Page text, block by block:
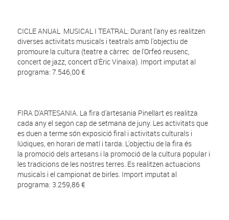
CICLE ANUAL MUSICAL I TEATRAL: Durant l'any es realitzen
diverses activitats musicals i teatrals amb l'objectiu de
promoure la cultura (teatre a càrrec de l'Orfeó reusenc,
concert de jazz, concert d'Èric Vinaixa). Import imputat al
programa: 7.546,00 €
FIRA D'ARTESANIA. La fira d'artesania Pinellart es realitza
cada any el segon cap de setmana de juny. Les activitats que
es duen a terme són exposició firal i activitats culturals i
lúdiques, en horari de matí i tarda. L'objectiu de la fira és
la promoció dels artesans i la promoció de la cultura popular i
les tradicions de les nostres terres. Es realitzen actuacions
musicals i el campionat de birles. Import imputat al
programa: 3.259,86 €